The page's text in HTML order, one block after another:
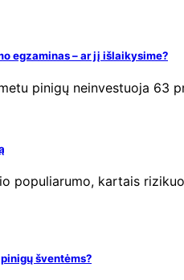
egzaminas – ar jį išlaikysime?
pinigų neinvestuoja
populiarumo, kartais
šventėms?